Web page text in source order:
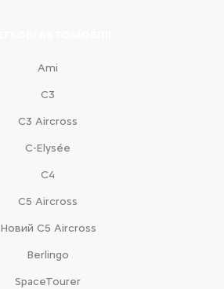
Ami
С3
С3 Aircross
C-Elysée
С4
С5 Aircross
Новий С5 Aircross
Berlingo
SpaceTourer